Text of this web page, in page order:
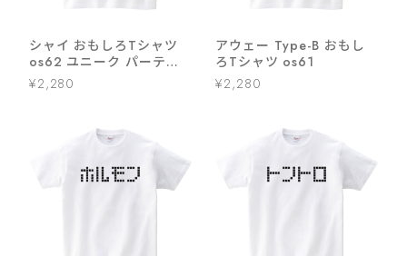
シャイ おもしろTシャツ
os62 ユニーク パーティ
ー 景品 プレゼント
¥2,280
アウェー Type-B おもし
ろTシャツ os61
¥2,280